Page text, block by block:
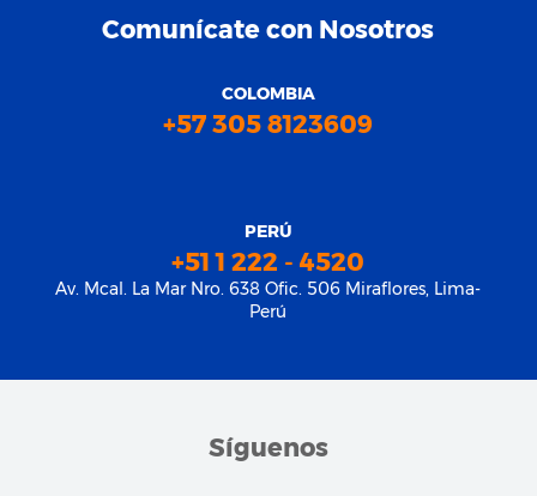
Comunícate con Nosotros
COLOMBIA
+57 305 8123609
PERÚ
+51 1 222 - 4520
Av. Mcal. La Mar Nro. 638 Ofic. 506 Miraflores, Lima-
Perú
Síguenos